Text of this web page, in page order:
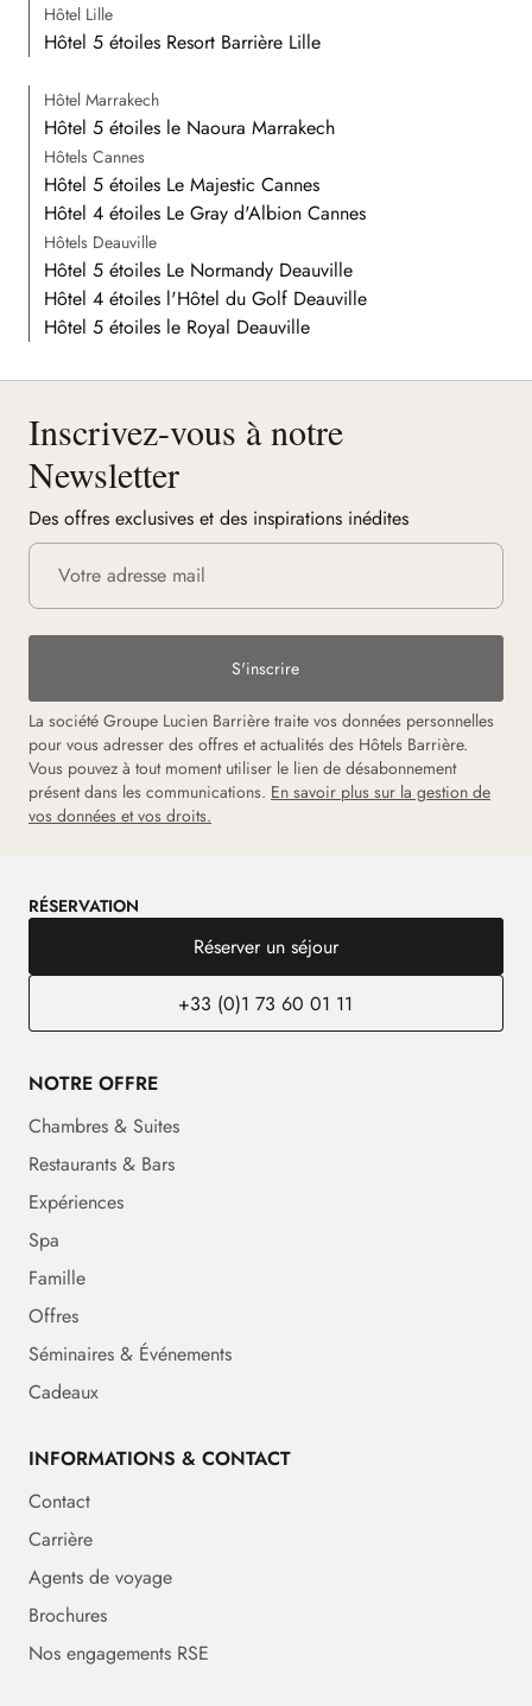
Hôtel Lille
Hôtel 5 étoiles Resort Barrière Lille
Hôtel Marrakech
Hôtel 5 étoiles le Naoura Marrakech
Hôtels Cannes
Hôtel 5 étoiles Le Majestic Cannes
Hôtel 4 étoiles Le Gray d'Albion Cannes
Hôtels Deauville
Hôtel 5 étoiles Le Normandy Deauville
Hôtel 4 étoiles l'Hôtel du Golf Deauville
Hôtel 5 étoiles le Royal Deauville
Inscrivez-vous à notre
Newsletter
Des offres exclusives et des inspirations inédites
S'inscrire
La société Groupe Lucien Barrière traite vos données personnelles
pour vous adresser des offres et actualités des Hôtels Barrière.
Vous pouvez à tout moment utiliser le lien de désabonnement
présent dans les communications. En savoir plus sur la gestion de
vos données et vos droits.
RÉSERVATION
Réserver un séjour
+33 (0)1 73 60 01 11
NOTRE OFFRE
Chambres & Suites
Restaurants & Bars
Expériences
Spa
Famille
Offres
Séminaires & Événements
Cadeaux
INFORMATIONS & CONTACT
Contact
Carrière
Agents de voyage
Brochures
Nos engagements RSE